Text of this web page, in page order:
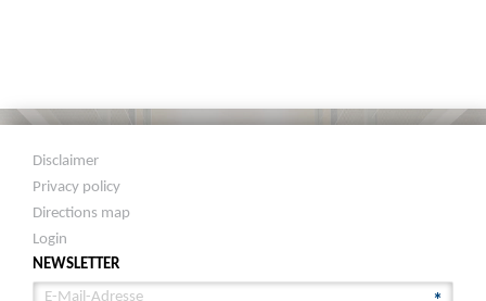
Disclaimer
Privacy policy
Directions map
Login
NEWSLETTER